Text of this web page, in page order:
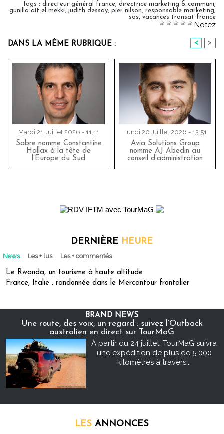
Tags : directeur général france directrice marketing & communi
gunilla ait el mekki
judith dessay pier nilson responsable marketing
sas
vacances transat france
Notez
DANS LA MÊME RUBRIQUE : < >
Mardi 21 Juillet 2026 - 11:11
Sabre nomme Constantine
Hallax à la tête de
l’Europe du Sud
Lundi 20 Juillet 2026 - 13:51
Avia Solutions Group
nomme AJ Abedin au
conseil d’administration
DERNIÈRE HEURE
News Les + lus Les + commentés
Le Rwanda, un tourisme à haute altitude
France, Italie : randonnée dans le Mercantour frontalier
BRAND NEWS
Une route, des voix, un regard : suivez l’Outback
australien en direct sur TourMaG
À partir du 24 juillet, TourMaG suivra
une expédition de plus de 5 000
kilomètres à travers...
LES ANNONCES